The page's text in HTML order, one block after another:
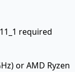
required
or AMD Ryzen